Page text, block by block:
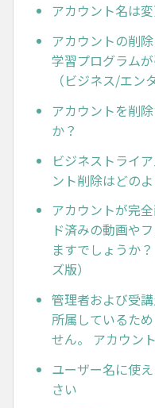
アカウント名は
アカウントの削
学習プログラム
（ビジネス/エン
アカウントを削
か？
ビジネストライ
ント削除はどの
アカウントが完
ド済みの動画や
ますでしょうか
ズ版）
管理者および受
所属しているた
せん。 アカウン
ユーザー名に使
さい